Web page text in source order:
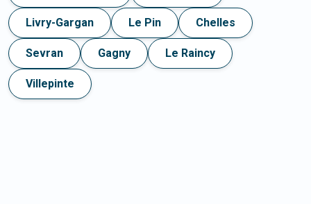
Livry-Gargan Le Pin Chelles
Sevran Gagny Le Raincy
Villepinte